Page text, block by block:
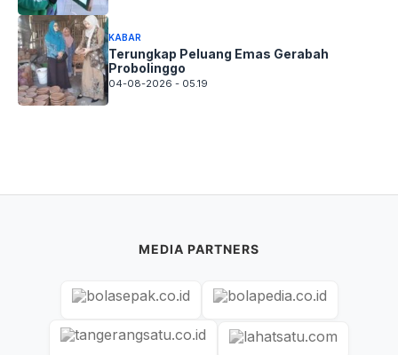
KABAR
Terungkap Peluang Emas Gerabah
Probolinggo
04-08-2026 - 05.19
MEDIA PARTNERS